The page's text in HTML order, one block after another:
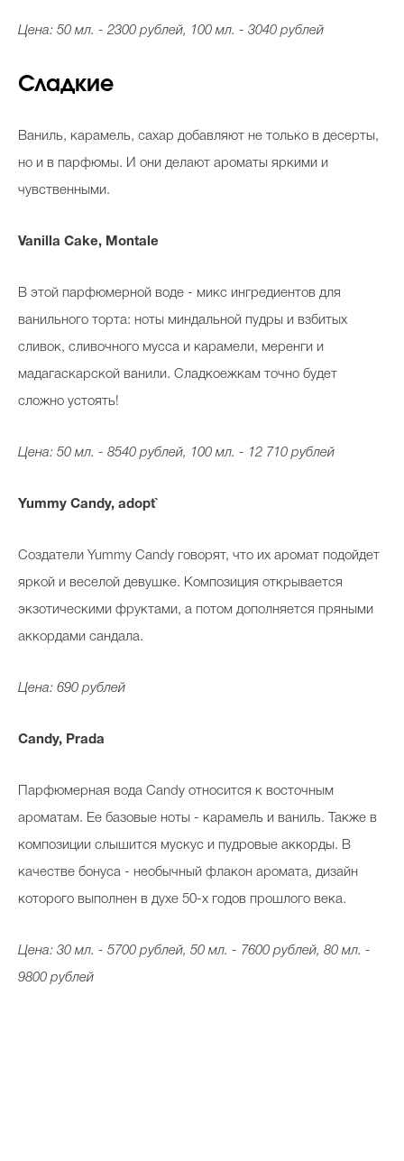
Цена: 50 мл. - 2300 рублей, 100 мл. - 3040 рублей
Сладкие
Ваниль, карамель, сахар добавляют не только в десерты,
но и в парфюмы. И они делают ароматы яркими и
чувственными.
Vanilla Cake, Montale
В этой парфюмерной воде - микс ингредиентов для
ванильного торта: ноты миндальной пудры и взбитых
сливок, сливочного мусса и карамели, меренги и
мадагаскарской ванили. Сладкоежкам точно будет
сложно устоять!
Цена: 50 мл. - 8540 рублей, 100 мл. - 12 710 рублей
Yummy Candy, adopt`
Создатели Yummy Candy говорят, что их аромат подойдет
яркой и веселой девушке. Композиция открывается
экзотическими фруктами, а потом дополняется пряными
аккордами сандала.
Цена: 690 рублей
Candy, Prada
Парфюмерная вода Candy относится к восточным
ароматам. Ее базовые ноты - карамель и ваниль. Также в
композиции слышится мускус и пудровые аккорды. В
качестве бонуса - необычный флакон аромата, дизайн
которого выполнен в духе 50-х годов прошлого века.
Цена: 30 мл. - 5700 рублей, 50 мл. - 7600 рублей, 80 мл. -
9800 рублей